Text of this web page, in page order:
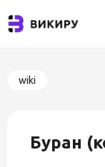
wiki
Буран